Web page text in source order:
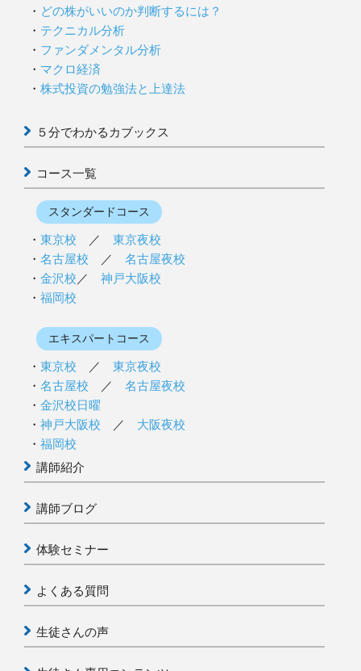
どの株がいいのか判断するには？
テクニカル分析
ファンダメンタル分析
マクロ経済
株式投資の勉強法と上達法
５分でわかるカブックス
コース一覧
スタンダードコース
東京校 ／ 東京夜校
名古屋校 ／ 名古屋夜校
金沢校／ 神戸大阪校
福岡校
エキスパートコース
東京校 ／ 東京夜校
名古屋校 ／ 名古屋夜校
金沢校日曜
神戸大阪校 ／ 大阪夜校
福岡校
講師紹介
講師ブログ
体験セミナー
よくある質問
生徒さんの声